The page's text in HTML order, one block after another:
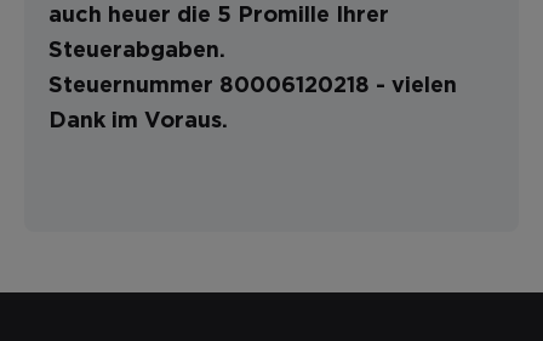
auch heuer die 5 Promille Ihrer
Steuerabgaben.
Steuernummer 80006120218 - vielen
Dank im Voraus.